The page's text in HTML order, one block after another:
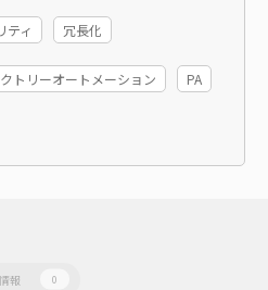
ティ 冗長化
トリーオートメーション PA
報 0